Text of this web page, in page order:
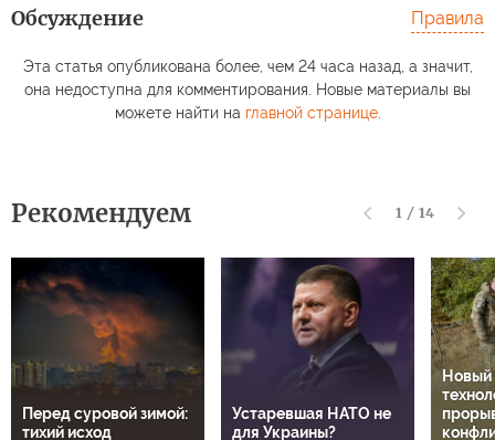
Обсуждение Правила
Эта статья опубликована более, чем 24 часа назад, а значит,
она недоступна для комментирования. Новые материалы вы
можете найти на главной странице.
Рекомендуем 1 / 14
Перед суровой зимой:
тихий исход
Устаревшая НАТО не
для Украины?
Новый